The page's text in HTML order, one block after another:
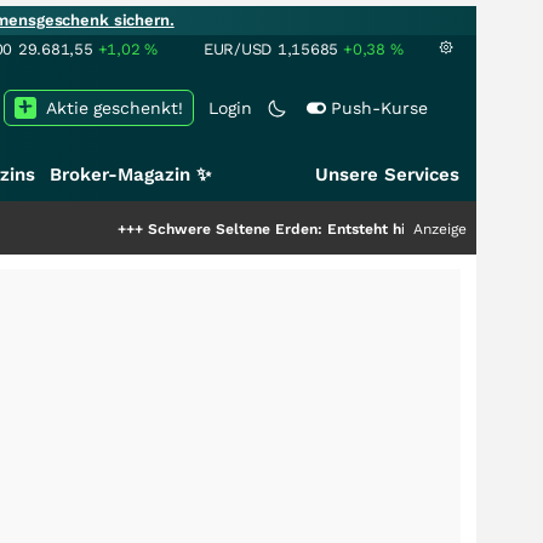
sichern.
29.681,55 +1,02% EUR/USD 1,15685 +0,38 %
Login Push-Kurse
Aktie geschenkt!
Broker-Magazin ✨ Unsere Services
Schwere Seltene Erden: Entsteht hier die nächste
Anzeige